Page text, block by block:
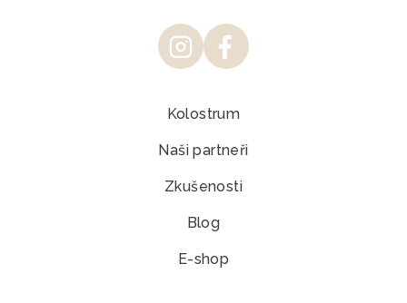
Kolostrum
Naši partneři
Zkušenosti
Blog
E-shop